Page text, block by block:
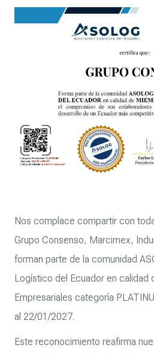
Nos complace compartir con
Grupo Consenso, Marcimex,
forman parte de la comunidad
Logístico del Ecuador en calidad
Empresariales categoría
al 22/01/2027.
Este reconocimiento reafirma